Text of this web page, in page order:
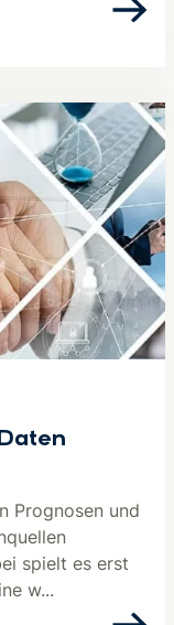
Prognosen und
spielt es erst
w...